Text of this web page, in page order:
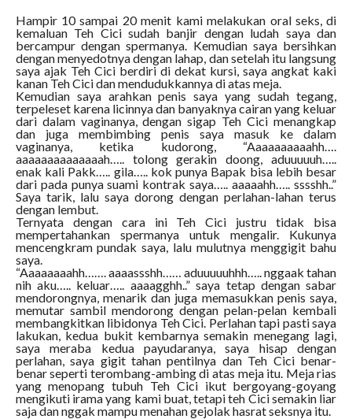
Hampir 10 sampai 20 menit kami melakukan oral seks, di
kemaluan Teh Cici sudah banjir dengan ludah saya dan
bercampur dengan spermanya. Kemudian saya bersihkan
dengan menyedotnya dengan lahap, dan setelah itu langsung
saya ajak Teh Cici berdiri di dekat kursi, saya angkat kaki
kanan Teh Cici dan mendudukkannya di atas meja.
Kemudian saya arahkan penis saya yang sudah tegang,
terpeleset karena licinnya dan banyaknya cairan yang keluar
dari dalam vaginanya, dengan sigap Teh Cici menangkap
dan juga membimbing penis saya masuk ke dalam
vaginanya, ketika kudorong, “Aaaaaaaaaahh….
aaaaaaaaaaaaaah….. tolong gerakin doong, aduuuuuh…..
enak kali Pakk….. gila….. kok punya Bapak bisa lebih besar
dari pada punya suami kontrak saya….. aaaaahh….. sssshh..”
Saya tarik, lalu saya dorong dengan perlahan-lahan terus
dengan lembut.
Ternyata dengan cara ini Teh Cici justru tidak bisa
mempertahankan spermanya untuk mengalir. Kukunya
mencengkram pundak saya, lalu mulutnya menggigit bahu
saya.
“Aaaaaaaahh……. aaaassshh…… aduuuuuhhh….. nggaak tahan
nih aku….. keluar….. aaaagghh..” saya tetap dengan sabar
mendorongnya, menarik dan juga memasukkan penis saya,
memutar sambil mendorong dengan pelan-pelan kembali
membangkitkan libidonya Teh Cici. Perlahan tapi pasti saya
lakukan, kedua bukit kembarnya semakin menegang lagi,
saya meraba kedua payudaranya, saya hisap dengan
perlahan, saya gigit tahan pentilnya dan Teh Cici benar-
benar seperti terombang-ambing di atas meja itu. Meja rias
yang menopang tubuh Teh Cici ikut bergoyang-goyang
mengikuti irama yang kami buat, tetapi teh Cici semakin liar
saja dan nggak mampu menahan gejolak hasrat seksnya itu.